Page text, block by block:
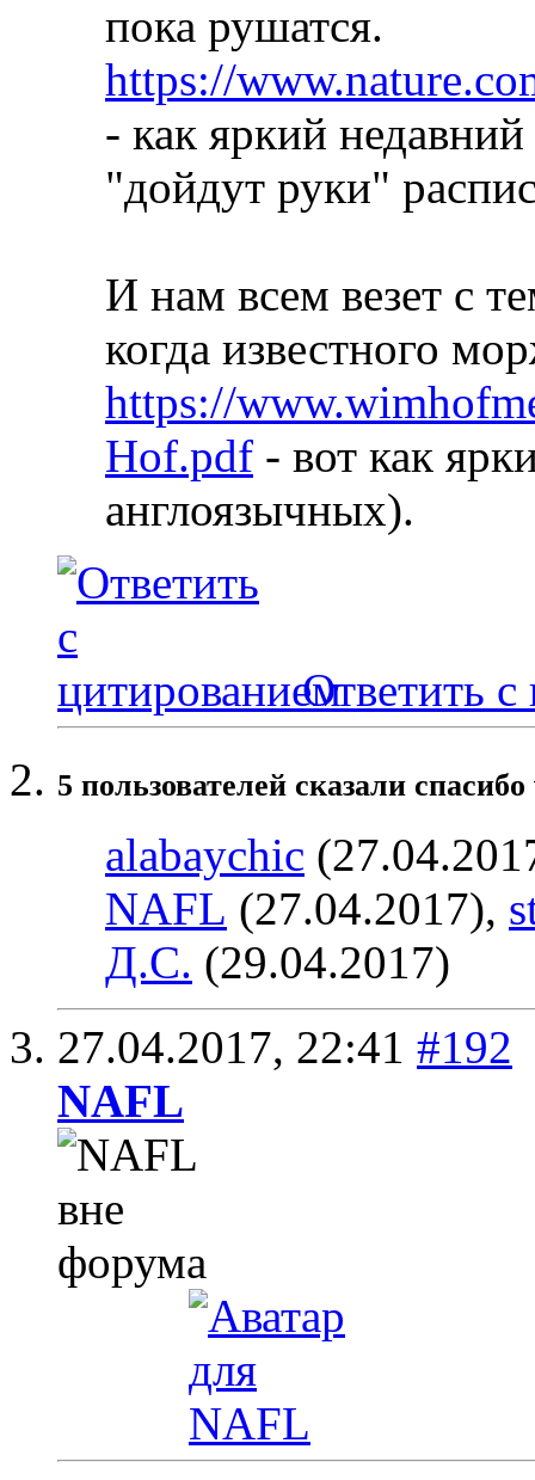
пока рушатся.
https://
- как яркий
"дойдут руки"
И нам всем везет с
когда известного
https://
Hof.pdf - вот как
англоязычных).
Ответить с
5 пользователей сказали
alabaychic
NAFL (27.04.2017),
Д.С. (29.04.2017)
27.04.2017, 22:41 #192
NAFL